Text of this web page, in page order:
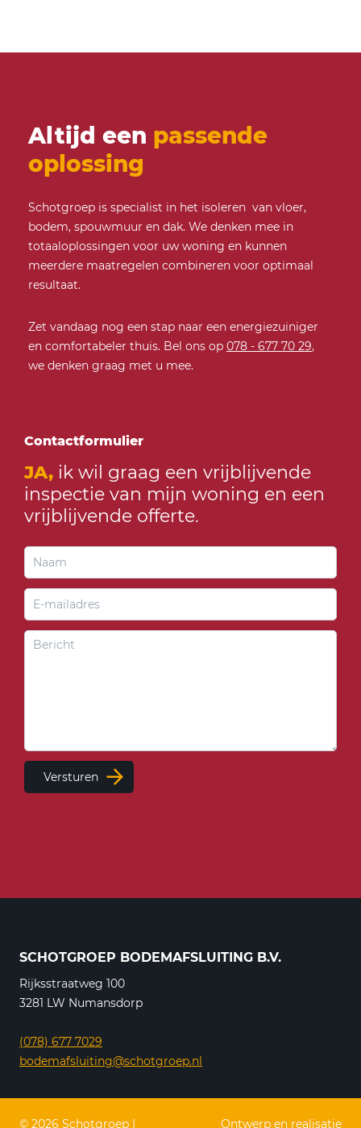
Altijd een passende
oplossing
Schotgroep is specialist in het isoleren van vloer,
bodem, spouwmuur en dak. We denken mee in
totaaloplossingen voor uw woning en kunnen
meerdere maatregelen combineren voor optimaal
resultaat.
Zet vandaag nog een stap naar een energiezuiniger
en comfortabeler thuis. Bel ons op 078 - 677 70 29,
we denken graag met u mee.
Contactformulier
JA, ik wil graag een vrijblijvende
inspectie van mijn woning en een
vrijblijvende offerte.
Versturen
SCHOTGROEP BODEMAFSLUITING B.V.
Rijksstraatweg 100
3281 LW Numansdorp
(078) 677 7029
bodemafsluiting@schotgroep.nl
© 2026 Schotgroep | Ontwerp en realisatie